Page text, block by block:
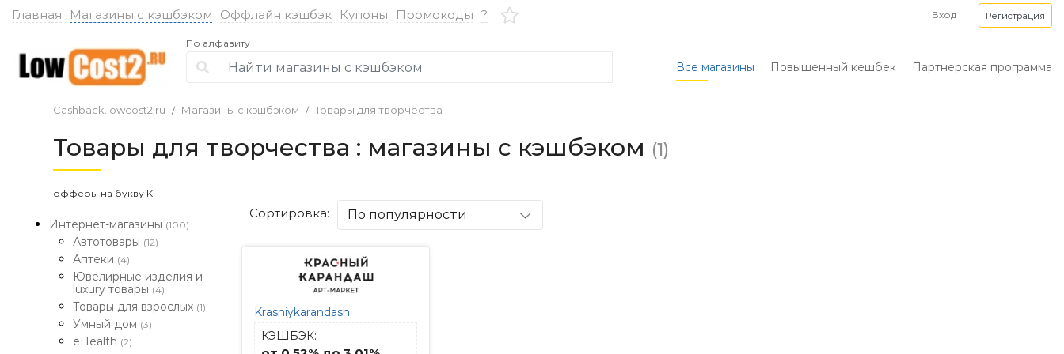
Главная Магазины с кэшбэком Оффлайн кэшбэк Купоны Промокоды ? Вход Регистрация
По алфавиту
Все магазины Повышенный кешбек Партнерская программа
Cashback.lowcost2.ru Магазины с кэшбэком Товары для творчества
Товары для творчества : магазины с кэшбэком (1)
офферы на букву K
Интернет-магазины (100)
Автотовары (12)
Аптеки (4)
Ювелирные изделия и
luxury товары (4)
Товары для взрослых (1)
Умный дом (3)
eHealth (2)
Сортировка: По популярности
Krasniykarandash
КЭШБЭК: